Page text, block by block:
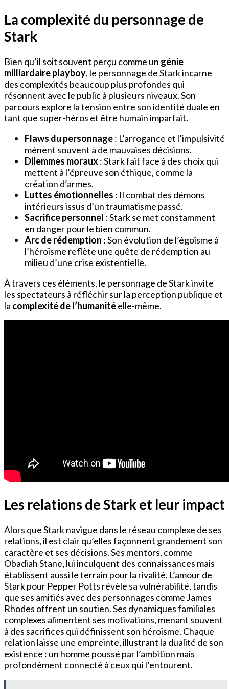
La complexité du personnage de
Stark
Bien qu’il soit souvent perçu comme un génie
milliardaire playboy, le personnage de Stark incarne
des complexités beaucoup plus profondes qui
résonnent avec le public à plusieurs niveaux. Son
parcours explore la tension entre son identité duale en
tant que super-héros et être humain imparfait.
Flaws du personnage: L’arrogance et l’impulsivité
mènent souvent à de mauvaises décisions.
Dilemmes moraux: Stark fait face à des choix qui
mettent à l’épreuve son éthique, comme la
création d’armes.
Luttes émotionnelles : Il combat des démons
intérieurs issus d’un traumatisme passé.
Sacrifice personnel : Stark se met constamment
en danger pour le bien commun.
Arc de rédemption : Son évolution de l’égoïsme à
l’héroïsme reflète une quête de rédemption au
milieu d’une crise existentielle.
À travers ces éléments, le personnage de Stark invite
les spectateurs à réfléchir sur la perception publique et
la complexité de l’humanitéelle-même.
Les relations de Stark et leur impact
Alors que Stark navigue dans le réseau complexe de ses
relations, il est clair qu’elles façonnent grandement son
caractère et ses décisions. Ses mentors, comme
Obadiah Stane, lui inculquent des connaissances mais
établissent aussi le terrain pour la rivalité. L’amour de
Stark pour Pepper Potts révèle sa vulnérabilité, tandis
que ses amitiés avec des personnages comme James
Rhodes offrent un soutien. Ses dynamiques familiales
complexes alimentent ses motivations, menant souvent
à des sacrifices qui définissent son héroïsme. Chaque
relation laisse une empreinte, illustrant la dualité de son
existence : un homme poussé par l’ambition mais
profondément connecté à ceux qui l’entourent.